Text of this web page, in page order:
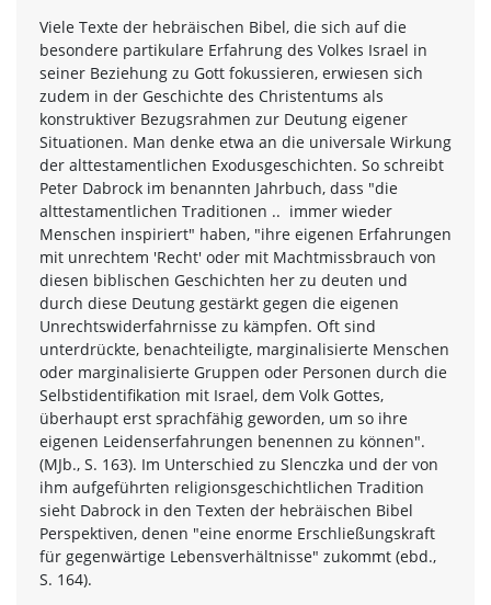
Viele Texte der hebräischen Bibel, die sich auf die
besondere partikulare Erfahrung des Volkes Israel in
seiner Beziehung zu Gott fokussieren, erwiesen sich
zudem in der Geschichte des Christentums als
konstruktiver Bezugsrahmen zur Deutung eigener
Situationen. Man denke etwa an die universale Wirkung
der alttestamentlichen Exodusgeschichten. So schreibt
Peter Dabrock im benannten Jahrbuch, dass "die
alttestamentlichen Traditionen .. immer wieder
Menschen inspiriert" haben, "ihre eigenen Erfahrungen
mit unrechtem 'Recht' oder mit Machtmissbrauch von
diesen biblischen Geschichten her zu deuten und
durch diese Deutung gestärkt gegen die eigenen
Unrechtswiderfahrnisse zu kämpfen. Oft sind
unterdrückte, benachteiligte, marginalisierte Menschen
oder marginalisierte Gruppen oder Personen durch die
Selbstidentifikation mit Israel, dem Volk Gottes,
überhaupt erst sprachfähig geworden, um so ihre
eigenen Leidenserfahrungen benennen zu können".
(MJb., S. 163). Im Unterschied zu Slenczka und der von
ihm aufgeführten religionsgeschichtlichen Tradition
sieht Dabrock in den Texten der hebräischen Bibel
Perspektiven, denen "eine enorme Erschließungskraft
für gegenwärtige Lebensverhältnisse" zukommt (ebd.,
S. 164).